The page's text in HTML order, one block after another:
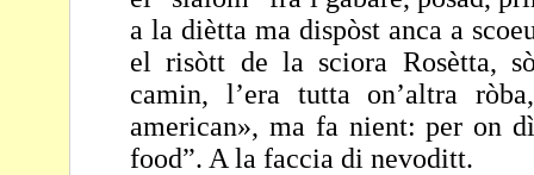
a la diètta ma dispòst anca a
el risòtt de la sciora Rosètta,
camin, l’era tutta on’altra
american», ma fa nient: per on
food”. A la faccia di nevoditt.